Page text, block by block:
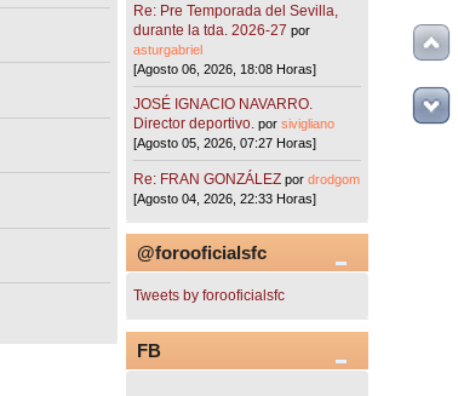
Re: Pre Temporada del Sevilla,
durante la tda. 2026-27 por
asturgabriel
[Agosto 06, 2026, 18:08 Horas]
JOSÉ IGNACIO NAVARRO.
Director deportivo. porsivigliano
[Agosto 05, 2026, 07:27 Horas]
Re: FRAN GONZÁLEZ pordrodgom
[Agosto 04, 2026, 22:33 Horas]
@forooficialsfc
Tweets by forooficialsfc
FB